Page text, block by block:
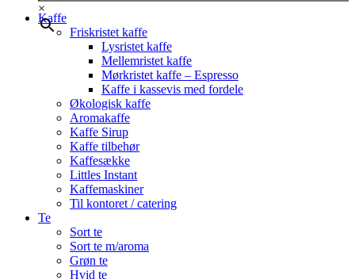
×
Kaffe
Friskristet kaffe
Lysristet kaffe
Mellemristet kaffe
Mørkristet kaffe – Espresso
Kaffe i kassevis med fordele
Økologisk kaffe
Aromakaffe
Kaffe Sirup
Kaffe tilbehør
Kaffesække
Littles Instant
Kaffemaskiner
Til kontoret / catering
Te
Sort te
Sort te m/aroma
Grøn te
Hvid te